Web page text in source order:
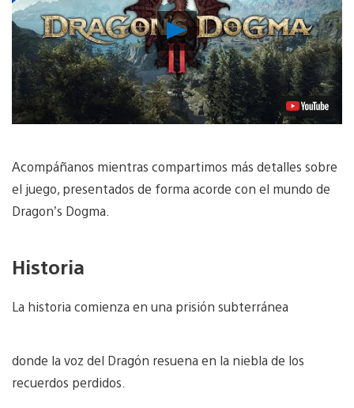
Reproducir
vídeo
Acompáñanos mientras compartimos más detalles sobre
el juego, presentados de forma acorde con el mundo de
Dragon’s Dogma.
Historia
La historia comienza en una prisión subterránea
donde la voz del Dragón resuena en la niebla de los
recuerdos perdidos.